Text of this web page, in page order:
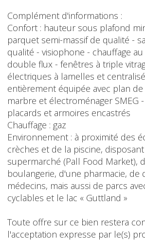
Complément d'informations :
Confort : hauteur sous plafond
parquet semi-massif de qualité -
qualité - visiophone - chauffage
double flux - fenêtres à triple
électriques à lamelles et
entièrement équipée avec plan de
marbre et électroménager SMEG
placards et armoires encastrés
Chauffage : gaz
Environnement : à proximité des
crèches et de la piscine,
supermarché (Pall Food Market),
boulangerie, d'une pharmacie, de
médecins, mais aussi de parcs
cyclables et le lac « Guttland »
Toute offre sur ce bien restera
l'acceptation expresse par le(s)